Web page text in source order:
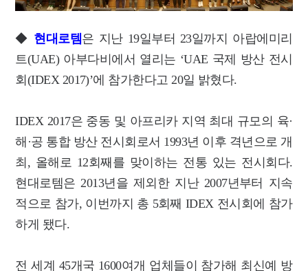
◆ 현대로템 은 지난 19일부터 23일까지 아랍에미리
트(UAE) 아부다비에서 열리는 ‘UAE 국제 방산 전시
회(IDEX 2017)’에 참가한다고 20일 밝혔다.
IDEX 2017은 중동 및 아프리카 지역 최대 규모의 육·
해·공 통합 방산 전시회로서 1993년 이후 격년으로 개
최, 올해로 12회째를 맞이하는 전통 있는 전시회다.
현대로템은 2013년을 제외한 지난 2007년부터 지속
적으로 참가, 이번까지 총 5회째 IDEX 전시회에 참가
하게 됐다.
전 세계 45개국 1600여개 업체들이 참가해 최신예 방